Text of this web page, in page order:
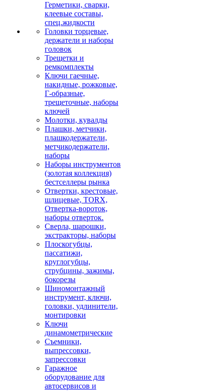
Герметики, сварки,
клеевые составы,
спец.жидкости
Головки торцевые,
держатели и наборы
головок
Трещетки и
ремкомплекты
Ключи гаечные,
накидные, рожковые,
Г-образные,
трещеточные, наборы
ключей
Молотки, кувалды
Плашки, метчики,
плашкодержатели,
метчикодержатели,
наборы
Наборы инструментов
(золотая коллекция)
бестселлеры рынка
Отвертки, крестовые,
шлицевые, TORX,
Отвертка-вороток,
наборы отверток.
Сверла, шарошки,
экстракторы, наборы
Плоскогубцы,
пассатижи,
круглогубцы,
струбцины, зажимы,
бокорезы
Шиномонтажный
инструмент, ключи,
головки, удлинители,
монтировки
Ключи
динамометрические
Съемники,
выпрессовки,
запрессовки
Гаражное
оборудование для
автосервисов и